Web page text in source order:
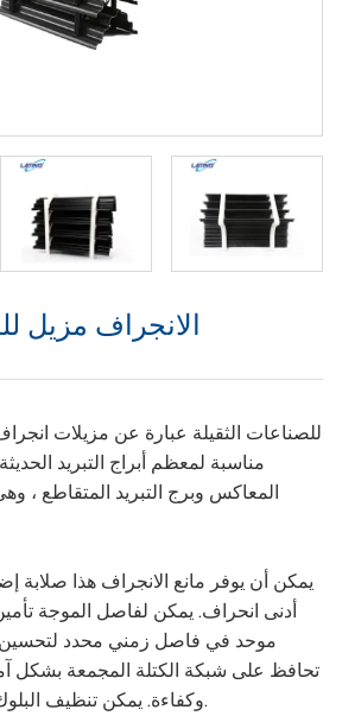
الانجراف مزيل
المعاكس وبرج التبريد المتقاطع ،
يمكن أن يوفر مانع الانجراف هذا صلابة
أدنى انحراف. يمكن لفاصل الموجة
موحد في فاصل زمني محدد لتحسين
تحافظ على شبكة الكتلة المجمعة بشكل
وكفاءة. يمكن تنظيف البلوك بسهولة عند الضرورة.